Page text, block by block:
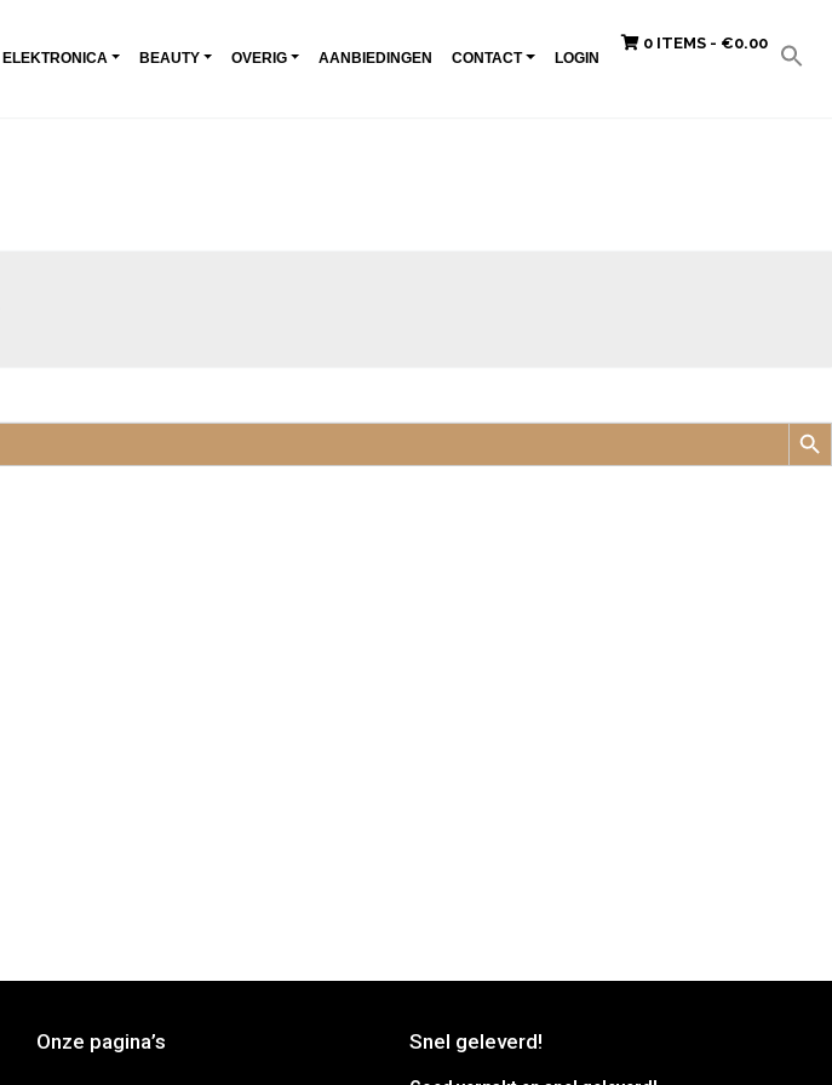
ELEKTRONICA BEAUTY OVERIG AANBIEDINGEN CONTACT LOGIN
0 ITEMS - €0.00
Onze pagina’s Snel geleverd!